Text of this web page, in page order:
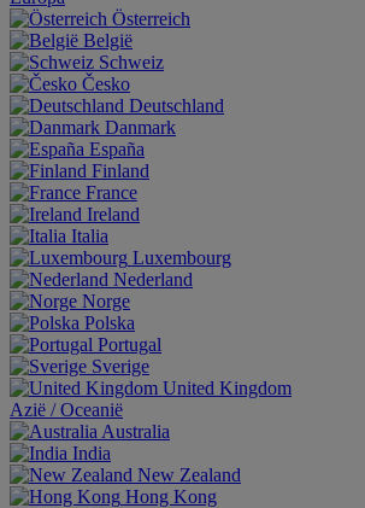
Österreich
België
Schweiz
Česko
Deutschland
Danmark
España
Finland
France
Ireland
Italia
Luxembourg
Nederland
Norge
Polska
Portugal
Sverige
United Kingdom
Aziё / Oceaniё
Australia
India
New Zealand
Hong Kong